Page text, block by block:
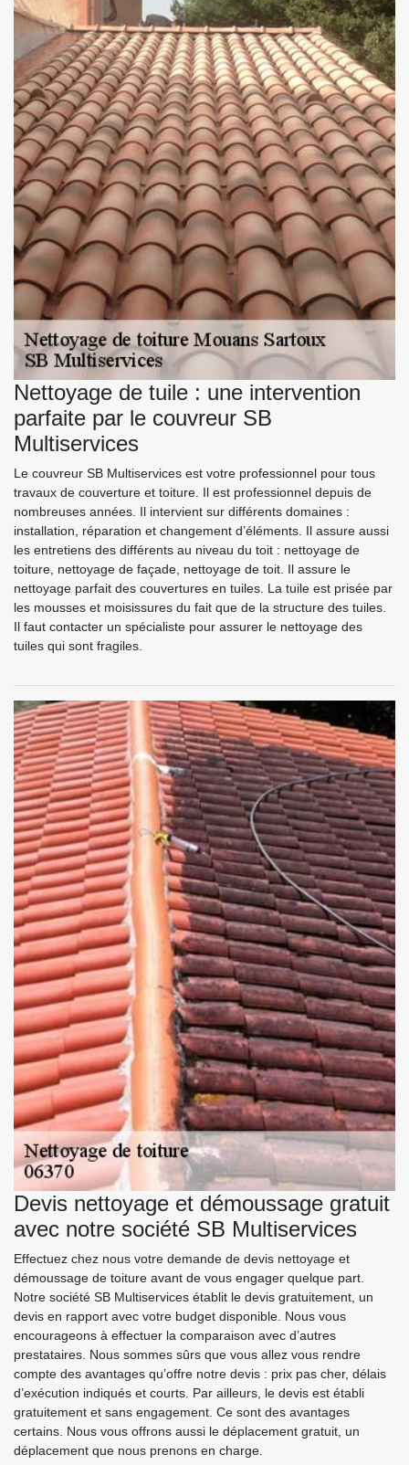
Nettoyage de tuile : une intervention
parfaite par le couvreur SB
Multiservices
Le couvreur SB Multiservices est votre professionnel pour tous
travaux de couverture et toiture. Il est professionnel depuis de
nombreuses années. Il intervient sur différents domaines :
installation, réparation et changement d’éléments. Il assure aussi
les entretiens des différents au niveau du toit : nettoyage de
toiture, nettoyage de façade, nettoyage de toit. Il assure le
nettoyage parfait des couvertures en tuiles. La tuile est prisée par
les mousses et moisissures du fait que de la structure des tuiles.
Il faut contacter un spécialiste pour assurer le nettoyage des
tuiles qui sont fragiles.
Devis nettoyage et démoussage gratuit
avec notre société SB Multiservices
Effectuez chez nous votre demande de devis nettoyage et
démoussage de toiture avant de vous engager quelque part.
Notre société SB Multiservices établit le devis gratuitement, un
devis en rapport avec votre budget disponible. Nous vous
encourageons à effectuer la comparaison avec d’autres
prestataires. Nous sommes sûrs que vous allez vous rendre
compte des avantages qu’offre notre devis : prix pas cher, délais
d’exécution indiqués et courts. Par ailleurs, le devis est établi
gratuitement et sans engagement. Ce sont des avantages
certains. Nous vous offrons aussi le déplacement gratuit, un
déplacement que nous prenons en charge.